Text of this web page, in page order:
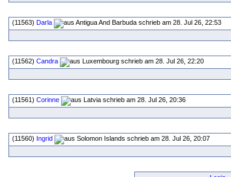
(11563) Darla schrieb am 28. Jul 26, 22:53
(11562) Candra schrieb am 28. Jul 26, 22:20
(11561) Corinne schrieb am 28. Jul 26, 20:36
(11560) Ingrid schrieb am 28. Jul 26, 20:07